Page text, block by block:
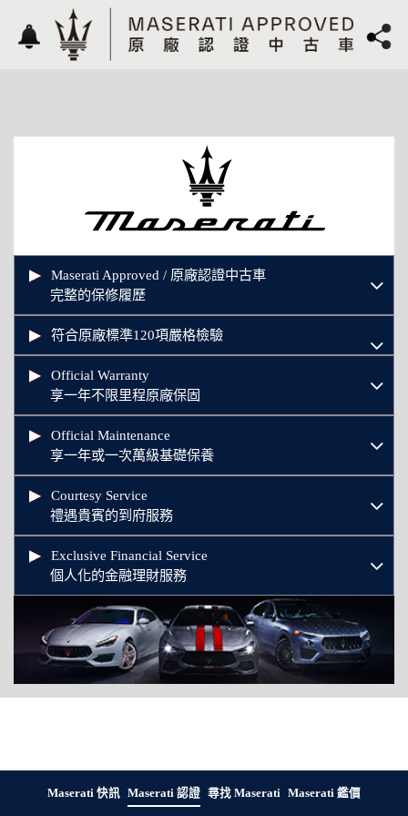
Maserati Approved / 原廠認證中古車
完整的保修履歷
符合原廠標準120項嚴格檢驗
Official Warranty
享一年不限里程原廠保固
Official Maintenance
享一年或一次萬級基礎保養
Courtesy Service
禮遇貴賓的到府服務
Exclusive Financial Service
個人化的金融理財服務
Maserati 快訊 Maserati 認證 尋找 Maserati Maserati 鑑價